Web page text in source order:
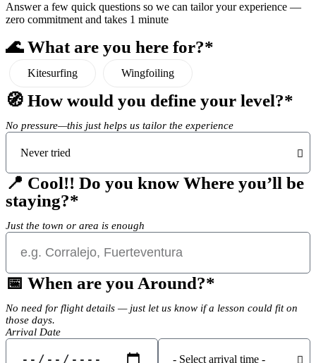
Answer a few quick questions so we can tailor your experience —
zero commitment and takes 1 minute
🌊 What are you here for?*
Kitesurfing Wingfoiling
🧭 How would you define your level?*
No pressure—this just helps us tailor the experience
📍 Cool!! Do you know Where you’ll be
staying?*
Just the town or area is enough
📅 When are you Around?*
No need for flight details — just let us know if a lesson could fit on
those days.
Arrival Date